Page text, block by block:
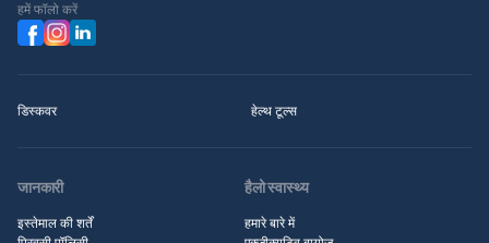
हमें फॉलो करें
डिस्कवर हेल्थ टूल्स
जानकारी
इस्तेमाल की शर्तें
हैलो स्वास्थ्य
हमारे बारे में